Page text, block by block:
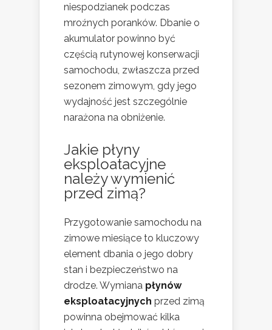
niespodzianek podczas
mroźnych poranków. Dbanie o
akumulator powinno być
częścią rutynowej konserwacji
samochodu, zwłaszcza przed
sezonem zimowym, gdy jego
wydajność jest szczególnie
narażona na obniżenie.
Jakie płyny
eksploatacyjne
należy wymienić
przed zimą?
Przygotowanie samochodu na
zimowe miesiące to kluczowy
element dbania o jego dobry
stan i bezpieczeństwo na
drodze. Wymiana płynów
eksploatacyjnych przed zimą
powinna obejmować kilka